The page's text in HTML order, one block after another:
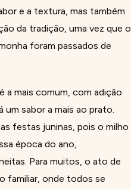
e a textura, mas também
da tradição, uma vez que o
foram passados de
a mais comum, com adição
sabor a mais ao prato.
festas juninas, pois o milho
época do ano,
Para muitos, o ato de
familiar, onde todos se